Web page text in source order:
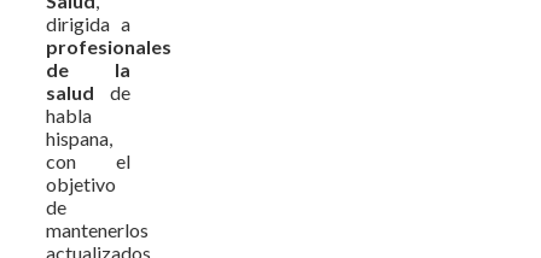
dirigida a
profesionales
de la
salud de
habla
hispana,
con el
objetivo
de
mantenerlos
actualizados